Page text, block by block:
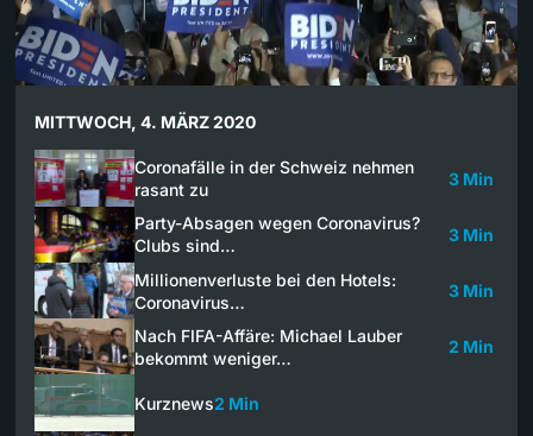
MITTWOCH, 4. MÄRZ 2020
Coronafälle in der Schweiz nehmen
rasant zu
3 Min
Party-Absagen wegen Coronavirus?
Clubs sind…
3 Min
Millionenverluste bei den Hotels:
Coronavirus…
3 Min
Nach FIFA-Affäre: Michael Lauber
bekommt weniger…
2 Min
Kurznews2 Min